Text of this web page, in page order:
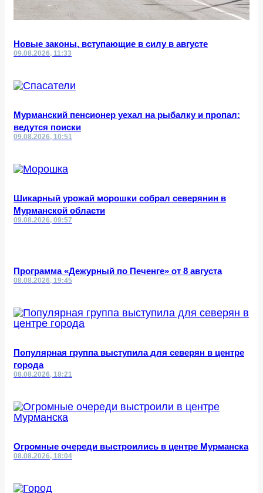
Новые законы, вступающие в силу в августе
09.08.2026, 11:33
Мурманский пенсионер уехал на рыбалку и пропал:
ведутся поиски
09.08.2026, 10:51
Шикарный урожай морошки собрал северянин в
Мурманской области
09.08.2026, 09:57
Программа «Дежурный по Печенге» от 8 августа
08.08.2026, 19:45
Популярная группа выступила для северян в центре
города
08.08.2026, 18:21
Огромные очереди выстроились в центре Мурманска
08.08.2026, 18:04